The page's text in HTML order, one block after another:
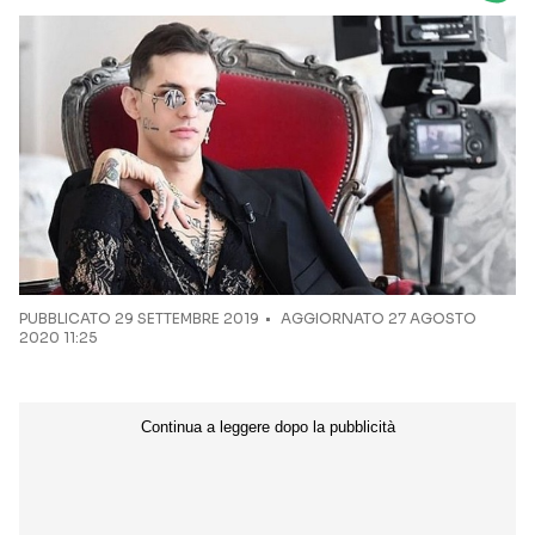
Seguici sui social
PUBBLICATO 29 SETTEMBRE 2019
AGGIORNATO 27 AGOSTO
2020 11:25